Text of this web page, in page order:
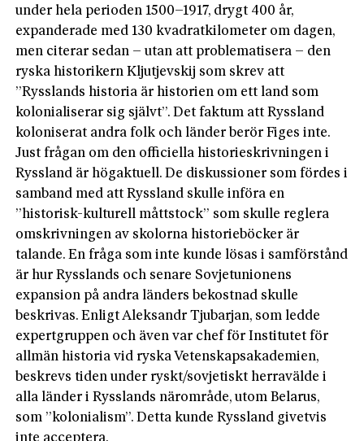
under hela perioden 1500–1917, drygt 400 år,
expanderade med 130 kvadratkilometer om dagen,
men citerar sedan – utan att problematisera – den
ryska historikern Kljutjevskij som skrev att
”Rysslands historia är historien om ett land som
kolonialiserar sig självt”. Det faktum att Ryssland
koloniserat andra folk och länder berör Figes inte.
Just frågan om den officiella historieskrivningen i
Ryssland är högaktuell. De diskussioner som fördes i
samband med att Ryssland skulle införa en
”historisk-kulturell måttstock” som skulle reglera
omskrivningen av skolorna historieböcker är
talande. En fråga som inte kunde lösas i samförstånd
är hur Rysslands och senare Sovjetunionens
expansion på andra länders bekostnad skulle
beskrivas. Enligt Aleksandr Tjubarjan, som ledde
expertgruppen och även var chef för Institutet för
allmän historia vid ryska Vetenskapsakademien,
beskrevs tiden under ryskt/sovjetiskt herravälde i
alla länder i Rysslands närområde, utom Belarus,
som ”kolonialism”. Detta kunde Ryssland givetvis
inte acceptera.